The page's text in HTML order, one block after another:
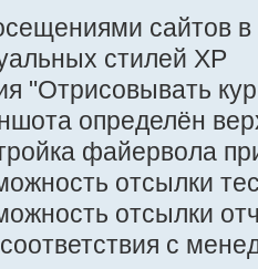
сайтов
стилей XP
"Отрисовывать
определён
файервола
отсылки
отсылки
с